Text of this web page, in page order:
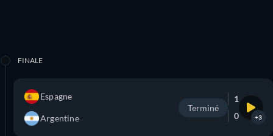
FINALE
Espagne
Argentine
Terminé
1
0
+3